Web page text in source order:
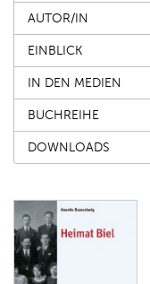
AUTOR/IN
EINBLICK
IN DEN MEDIEN
BUCHREIHE
DOWNLOADS